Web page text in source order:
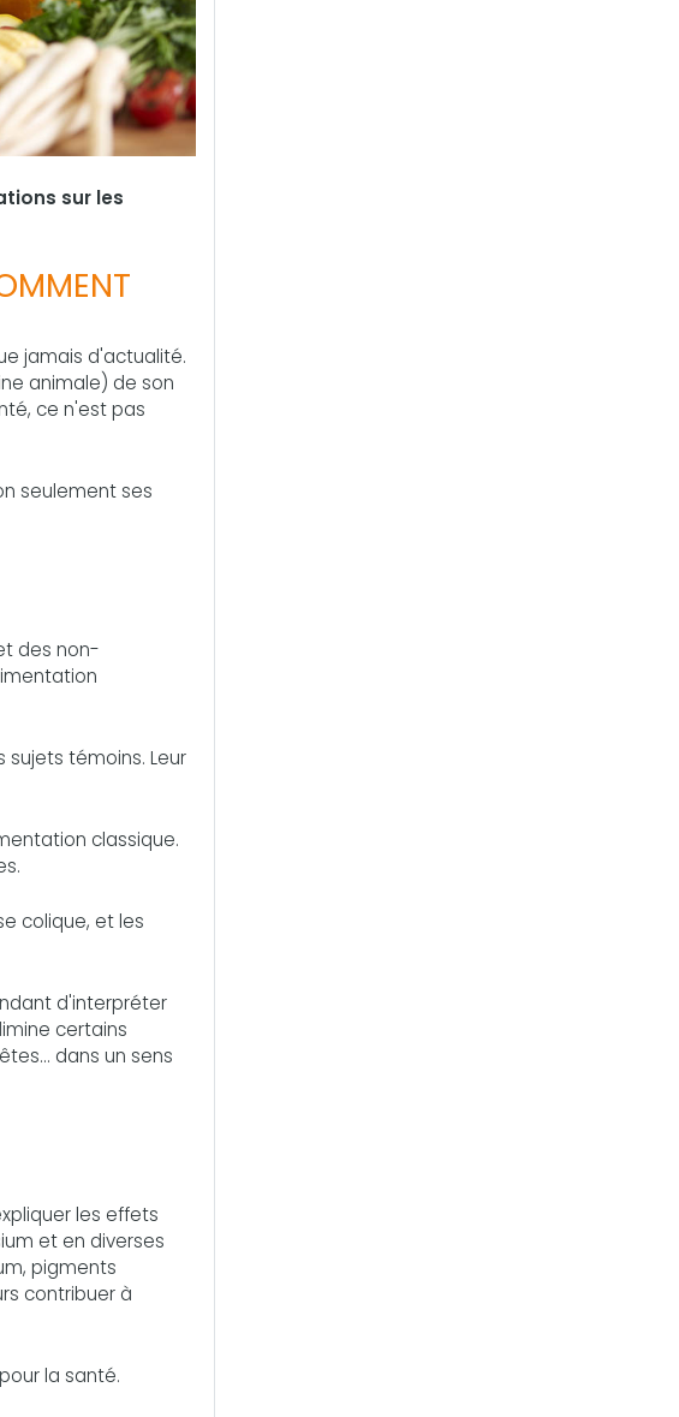
sur les
jamais d'actualité.
animale) de son
ce n'est pas
seulement ses
des non-
témoins. Leur
classique.
colique, et les
d'interpréter
certains
dans un sens
les effets
et en diverses
pigments
contribuer à
la santé.